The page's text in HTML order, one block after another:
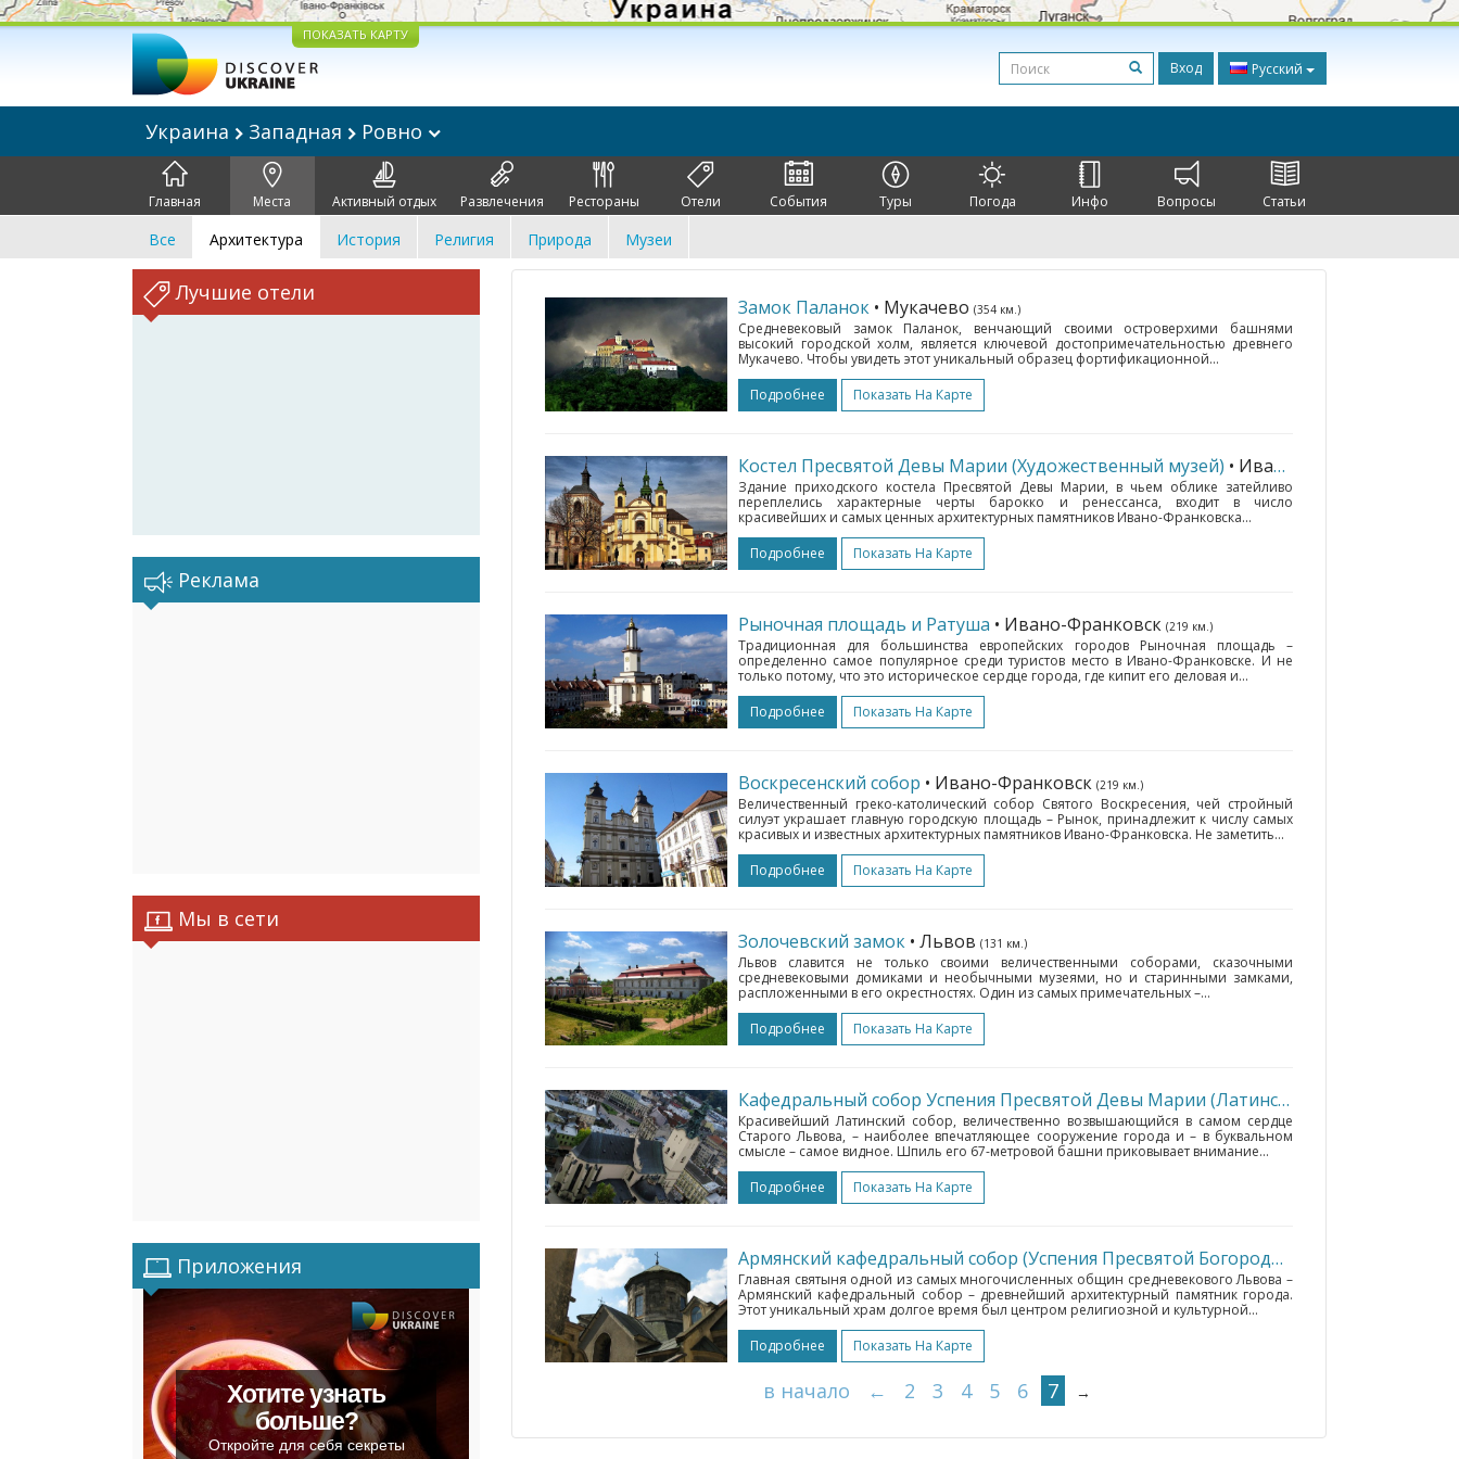
ПОКАЗАТЬ КАРТУ
Вход Русский
Украина Западная Ровно
Главная Места Активный отдых Развлечения Рестораны Отели События Туры Погода Инфо Вопросы Статьи
Все Архитектура История Религия Природа Музеи
Лучшие отели
Реклама
Мы в сети
Приложения
Хотите узнать
больше?
Откройте для себя секреты
Замок Паланок • Мукачево (354 км.)
Средневековый замок Паланок, венчающий своими островерхими башнями
высокий городской холм, является ключевой достопримечательностью древнего
Мукачево. Чтобы увидеть этот уникальный образец фортификационной...
Подробнее
Показать На Карте
Костел Пресвятой Девы Марии (Художественный музей) • Ивано-Франковск
Здание приходского костела Пресвятой Девы Марии, в чьем облике затейливо
переплелись характерные черты барокко и ренессанса, входит в число
красивейших и самых ценных архитектурных памятников Ивано-Франковска...
Подробнее
Показать На Карте
Рыночная площадь и Ратуша • Ивано-Франковск (219 км.)
Традиционная для большинства европейских городов Рыночная площадь –
определенно самое популярное среди туристов место в Ивано-Франковске. И не
только потому, что это историческое сердце города, где кипит его деловая и...
Подробнее
Показать На Карте
Воскресенский собор • Ивано-Франковск (219 км.)
Величественный греко-католический собор Святого Воскресения, чей стройный
силуэт украшает главную городскую площадь – Рынок, принадлежит к числу самых
красивых и известных архитектурных памятников Ивано-Франковска. Не заметить...
Подробнее
Показать На Карте
Золочевский замок • Львов (131 км.)
Львов славится не только своими величественными соборами, сказочными
средневековыми домиками и необычными музеями, но и старинными замками,
распложенными в его окрестностях. Один из самых примечательных –...
Подробнее
Показать На Карте
Кафедральный собор Успения Пресвятой Девы Марии (Латинский собор)
Красивейший Латинский собор, величественно возвышающийся в самом сердце
Старого Львова, – наиболее впечатляющее сооружение города и – в буквальном
смысле – самое видное. Шпиль его 67-метровой башни приковывает внимание...
Подробнее
Показать На Карте
Армянский кафедральный собор (Успения Пресвятой Богородицы)
Главная святыня одной из самых многочисленных общин средневекового Львова –
Армянский кафедральный собор – древнейший архитектурный памятник города.
Этот уникальный храм долгое время был центром религиозной и культурной...
Подробнее
Показать На Карте
в начало ← 2 3 4 5 6 7 →